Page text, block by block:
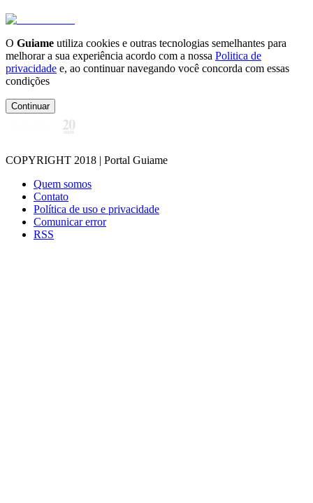
O Guiame utiliza cookies e outras tecnologias semelhantes para
melhorar a sua experiência acordo com a nossa Politica de
privacidade e, ao continuar navegando você concorda com essas
condições
Continuar
COPYRIGHT 2018 | Portal Guiame
Quem somos
Contato
Política de uso e privacidade
Comunicar error
RSS